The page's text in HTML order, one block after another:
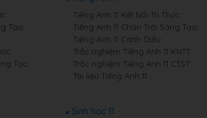
Tạo
Tạo
Tiếng Anh 11 Kết Nối Tri Thức
Tiếng Anh 11 Chân Trời Sáng Tạo
Tiếng Anh 11 Cánh Diều
Trắc nghiệm Tiếng Anh 11 KNTT
Trắc nghiệm Tiếng Anh 11 CTST
Tài liệu Tiếng Anh 11
Sinh học 11